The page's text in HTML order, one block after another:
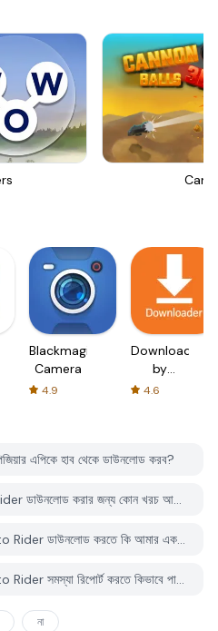
Blackmagic
Camera
4.9
Downloader
by
AFTVnews
4.6
এপিকে হাব থেকে ডাউনলোড করব?
পিজিয়ার এপিকে হাবে Real Moto Rider ডাউনলোড করার জন্য কোন খরচ আছে?
পিজিয়ার এপিকে হাব থেকে Real Moto Rider ডাউনলোড করতে কি আমার একটি অ্যাকাউন্ট দরকার?
পিজিয়ার এপিকে হাব থেকে Real Moto Rider সমস্যা রিপোর্ট করতে কিভাবে পারি?
না